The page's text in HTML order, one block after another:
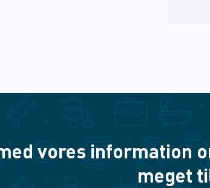
vores information
meget